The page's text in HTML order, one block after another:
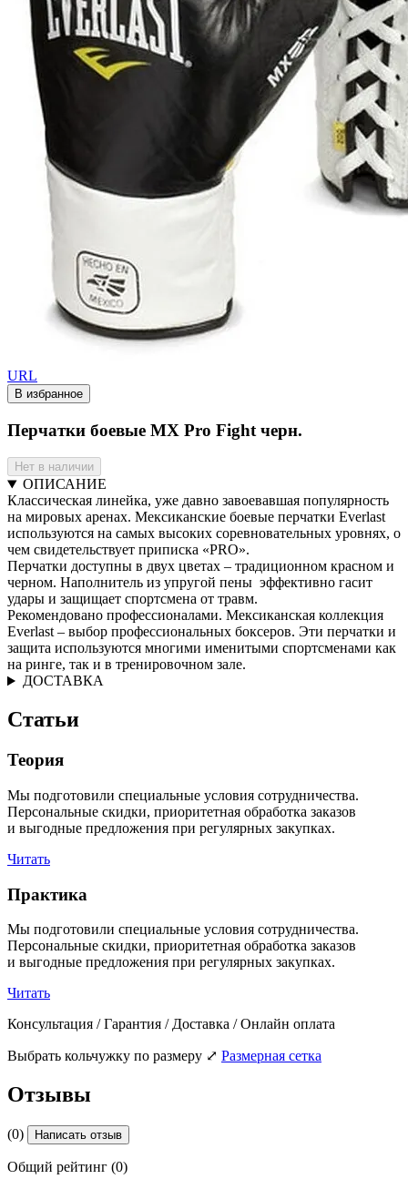
URL
В избранное
Перчатки боевые MX Pro Fight черн.
Нет в наличии
ОПИСАНИЕ
Классическая линейка, уже давно завоевавшая популярность
на мировых аренах. Мексиканские боевые перчатки Everlast
используются на самых высоких соревновательных уровнях, о
чем свидетельствует приписка «PRO».
Перчатки доступны в двух цветах – традиционном красном и
черном. Наполнитель из упругой пены эффективно гасит
удары и защищает спортсмена от травм.
Рекомендовано профессионалами. Мексиканская коллекция
Everlast – выбор профессиональных боксеров. Эти перчатки и
защита используются многими именитыми спортсменами как
на ринге, так и в тренировочном зале.
ДОСТАВКА
Статьи
Теория
Мы подготовили специальные условия сотрудничества.
Персональные скидки, приоритетная обработка заказов
и выгодные предложения при регулярных закупках.
Читать
Практика
Мы подготовили специальные условия сотрудничества.
Персональные скидки, приоритетная обработка заказов
и выгодные предложения при регулярных закупках.
Читать
Консультация / Гарантия / Доставка / Онлайн оплата
Выбрать кольчужку по размеру ⤢ Размерная сетка
Отзывы
(0) Написать отзыв
Общий рейтинг (0)